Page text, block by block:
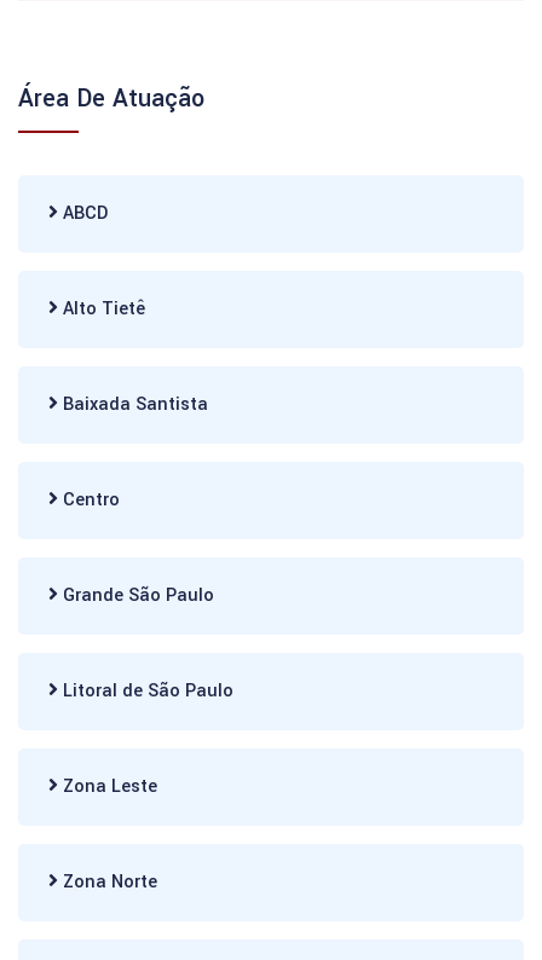
Área De Atuação
ABCD
Alto Tietê
Baixada Santista
Centro
Grande São Paulo
Litoral de São Paulo
Zona Leste
Zona Norte